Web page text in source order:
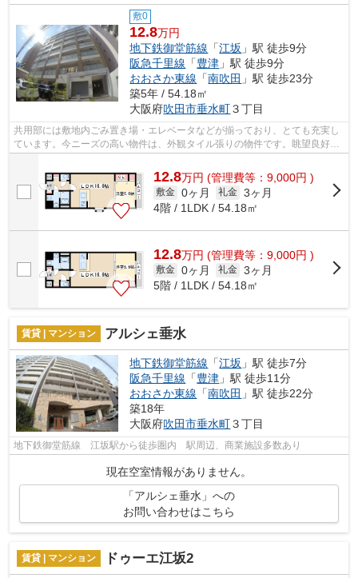
敷0
12.8万円
地下鉄御堂筋線 「江坂 」駅 徒歩9分
阪急千里線 「豊津 」駅 徒歩9分
おおさか東線 「南吹田 」駅 徒歩23分
築5年 / 54.18㎡
大阪府吹田市垂水町３丁目
共用部には敷地内ごみ置き場・エレベータなどが揃っており、とても充実し
ています。今ニーズの高い物件は、外観タイル張りの物件です。眺望良好な
12.8万円 (管理費等：9,000円 )
敷金 0ヶ月 礼金 3ヶ月
4階 / 1LDK / 54.18㎡
12.8万円 (管理費等：9,000円 )
敷金 0ヶ月 礼金 3ヶ月
5階 / 1LDK / 54.18㎡
賃貸 | マンション アルシェ垂水
地下鉄御堂筋線 「江坂 」駅 徒歩7分
阪急千里線 「豊津 」駅 徒歩11分
おおさか東線 「南吹田 」駅 徒歩22分
築18年
大阪府吹田市垂水町３丁目
地下鉄御堂筋線 江坂駅から徒歩圏内 駅周辺、商業施設多数あり
現在空室情報がありません。
「アルシェ垂水」への
お問い合わせはこちら
賃貸 | マンション ドゥーエ江坂2